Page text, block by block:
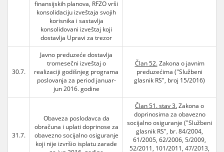
finansijskih planova, RFZO vrši
konsolidaciju izveštaja svojih
korisnika i sastavlja
konsolidovani izveštaj koji
dostavlja Upravi za trezor
30.7.
Javno preduzeće dostavlja
tromesečni izveštaj o
realizaciji godišnjeg programa
poslovanja za period januar-
jun 2016. godine
Član 52.Zakona o javnim
preduzećima ("Službeni
glasnik RS", broj 15/2016)
31.7.
Obaveza poslodavca da
obračuna i uplati doprinose za
obavezno socijalno osiguranje
koji nije izvršio isplatu zarade
Član 51. stav 3.Zakona o
doprinosima za obavezno
socijalno osiguranje ("Službeni
glasnik RS", br. 84/2004,
61/2005, 62/2006, 5/2009,
52/2011, 101/2011, 47/2013,